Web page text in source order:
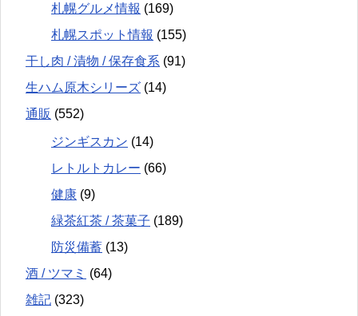
札幌グルメ情報 (169)
札幌スポット情報 (155)
干し肉 / 漬物 / 保存食系 (91)
生ハム原木シリーズ (14)
通販 (552)
ジンギスカン (14)
レトルトカレー (66)
健康 (9)
緑茶紅茶 / 茶菓子 (189)
防災備蓄 (13)
酒 / ツマミ (64)
雑記 (323)